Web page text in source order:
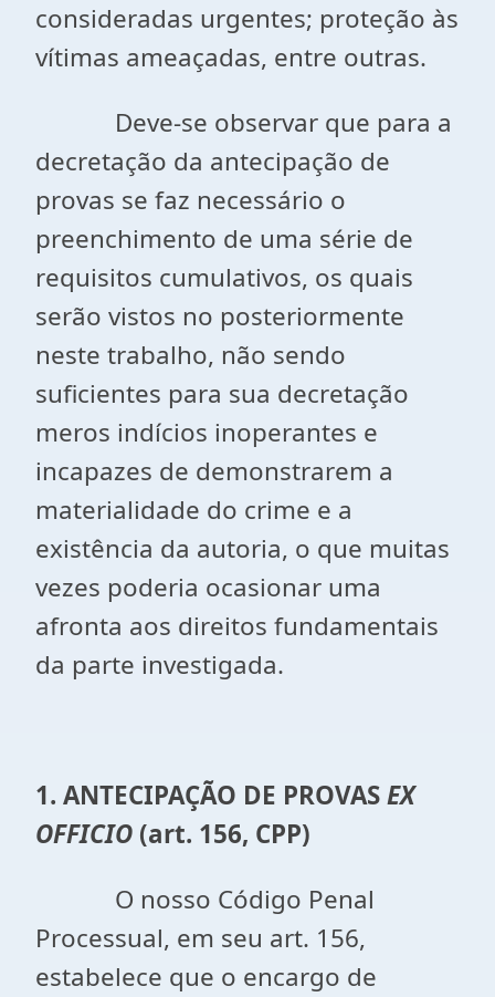
consideradas urgentes; proteção às
vítimas ameaçadas, entre outras.
Deve-se observar que para a
decretação da antecipação de
provas se faz necessário o
preenchimento de uma série de
requisitos cumulativos, os quais
serão vistos no posteriormente
neste trabalho, não sendo
suficientes para sua decretação
meros indícios inoperantes e
incapazes de demonstrarem a
materialidade do crime e a
existência da autoria, o que muitas
vezes poderia ocasionar uma
afronta aos direitos fundamentais
da parte investigada.
1. ANTECIPAÇÃO DE PROVASEX
OFFICIO (art. 156, CPP)
O nosso Código Penal
Processual, em seu art. 156,
estabelece que o encargo de